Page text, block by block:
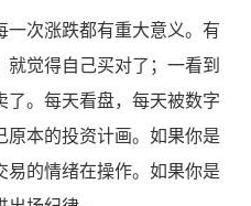
次涨跌都有重大意义。有
觉得自己买对了；一看到
。每天看盘，每天被数字
本的投资计画。如果你是
的情绪在操作。如果你是